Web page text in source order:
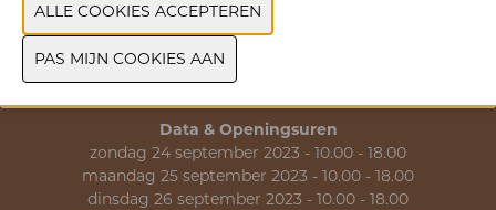
>> Praktische informatie
>> Contact
Data & Openingsuren
zondag 24 september 2023 - 10.00 - 18.00
maandag 25 september 2023 - 10.00 - 18.00
dinsdag 26 september 2023 - 10.00 - 18.00